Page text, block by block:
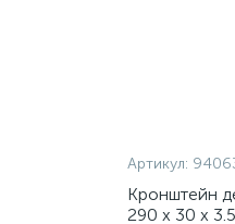
Артикул:
Кронштейн
290 х 30 х